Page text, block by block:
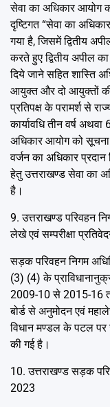
सेवा का अधिकार आयोग
दृष्टिगत “सेवा का
गया है, जिसमें द्वितीय
करते हुए द्वितीय अपील
दिये जाने सहित शास्ति
आयुक्त और दो आयुक्तों की
प्रतिपक्ष के परामर्श से
कार्यावधि तीन वर्ष
अधिकार आयोग को सूचना
वर्जन का अधिकार प्रदान
हेतु उत्तराखण्ड सेवा का
है।
9. उत्तराखण्ड परिवहन
लेखे एवं सम्परीक्षा
सड़क परिवहन निगम
(3) (4) के
2009-10 से 2015-16
बोर्ड से अनुमोदन एवं
विधान मण्डल के पटल पर
की गई है।
10. उत्तराखण्ड सड़क
2023